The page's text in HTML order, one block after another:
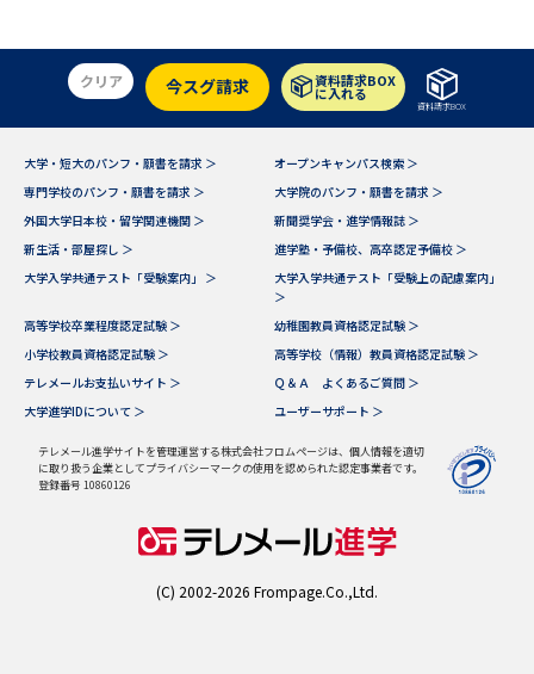
クリア 今スグ請求 資料請求BOX
に入れる
資料請求BOX
大学・短大のパンフ・願書を請求 ＞
オープンキャンパス検索 ＞
専門学校のパンフ・願書を請求 ＞
大学院のパンフ・願書を請求 ＞
外国大学日本校・留学関連機関 ＞
新聞奨学会・進学情報誌 ＞
新生活・部屋探し ＞
進学塾・予備校、高卒認定予備校 ＞
大学入学共通テスト「受験案内」 ＞
大学入学共通テスト「受験上の配慮案内」
＞
高等学校卒業程度認定試験 ＞
幼稚園教員資格認定試験 ＞
小学校教員資格認定試験 ＞
高等学校（情報）教員資格認定試験 ＞
テレメールお支払いサイト ＞
Ｑ＆Ａ よくあるご質問 ＞
大学進学IDについて ＞
ユーザーサポート ＞
テレメール進学サイトを管理運営する株式会社フロムページは、個人情報を適切
に取り扱う企業としてプライバシーマークの使用を認められた認定事業者です。
登録番号 10860126
(C) 2002-2026 Frompage.Co.,Ltd.